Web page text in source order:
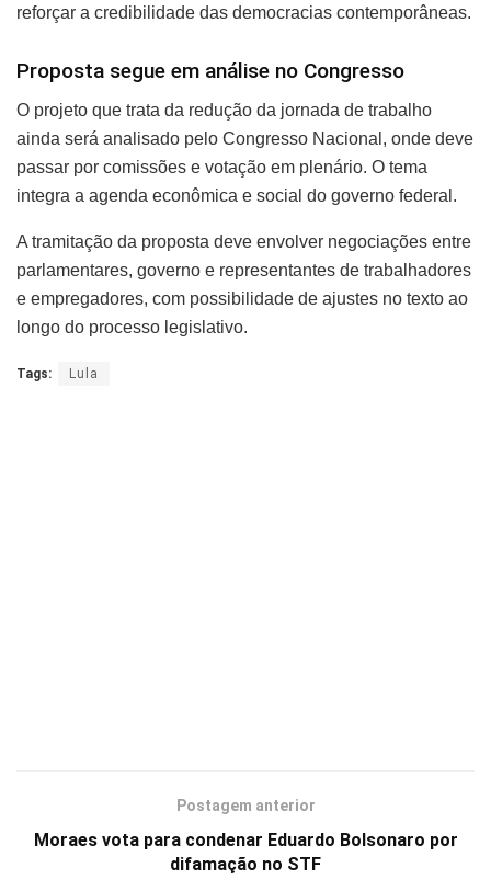
reforçar a credibilidade das democracias contemporâneas.
Proposta segue em análise no Congresso
O projeto que trata da redução da jornada de trabalho
ainda será analisado pelo Congresso Nacional, onde deve
passar por comissões e votação em plenário. O tema
integra a agenda econômica e social do governo federal.
A tramitação da proposta deve envolver negociações entre
parlamentares, governo e representantes de trabalhadores
e empregadores, com possibilidade de ajustes no texto ao
longo do processo legislativo.
Tags: Lula
Postagem anterior
Moraes vota para condenar Eduardo Bolsonaro por
difamação no STF